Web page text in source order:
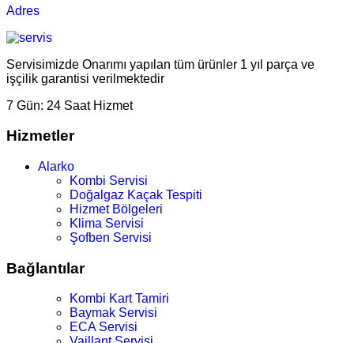
Adres
Servisimizde Onarımı yapılan tüm ürünler 1 yıl parça ve
işçilik garantisi verilmektedir
7 Gün: 24 Saat Hizmet
Hizmetler
Alarko
Kombi Servisi
Doğalgaz Kaçak Tespiti
Hizmet Bölgeleri
Klima Servisi
Şofben Servisi
Bağlantılar
Kombi Kart Tamiri
Baymak Servisi
ECA Servisi